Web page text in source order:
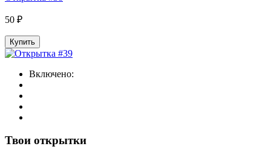
50 ₽
Купить
Включено:
Твои открытки